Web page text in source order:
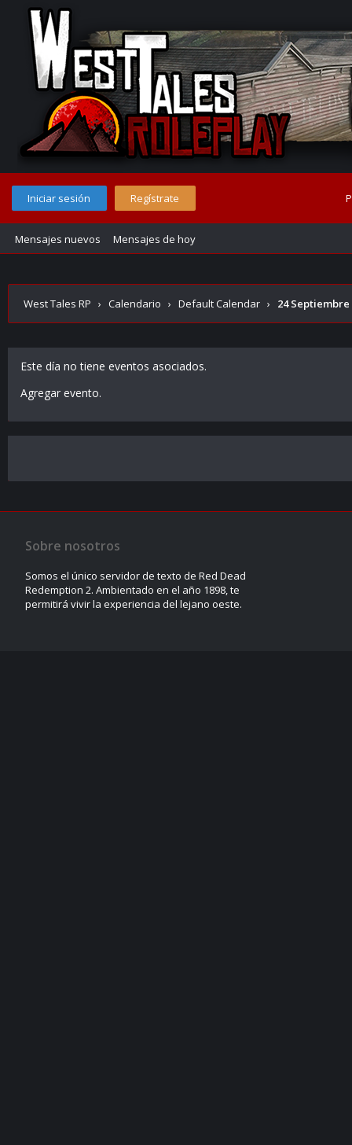
Iniciar sesión Regístrate
Mensajes nuevos Mensajes de hoy
West Tales RP › Calendario › Default Calendar › 24 Septiembre
Este día no tiene eventos asociados.
Agregar evento.
Sobre nosotros
Somos el único servidor de texto de Red Dead
Redemption 2. Ambientado en el año 1898, te
permitirá vivir la experiencia del lejano oeste.